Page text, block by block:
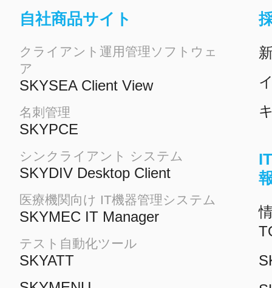
自社商品サイト
クライアント運用管理ソフトウェ
ア
SKYSEA Client View
名刺管理
SKYPCE
シンクライアント システム
SKYDIV Desktop Client
医療機関向け IT機器管理システム
SKYMEC IT Manager
テスト自動化ツール
SKYATT